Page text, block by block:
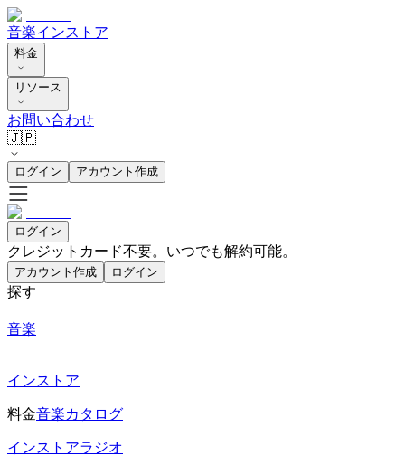
音楽インストア
料金
リソース
お問い合わせ
🇯🇵
ログイン アカウント作成
ログイン
クレジットカード不要。いつでも解約可能。
アカウント作成 ログイン
探す
音楽
インストア
料金音楽カタログ
インストアラジオ